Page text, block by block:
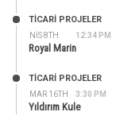
NIS 8TH 12:34 PM
TİCARİ PROJELER
Royal Marin
MAR 16TH 3:30 PM
TİCARİ PROJELER
Yıldırım Kule